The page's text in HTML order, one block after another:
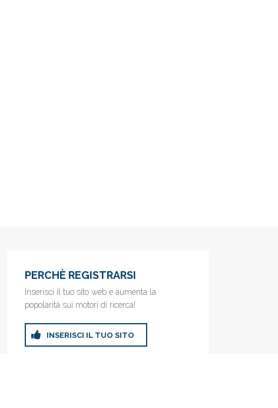
PERCHÈ REGISTRARSI
Inserisci il tuo sito web e aumenta la
popolarità sui motori di ricerca!
INSERISCI IL TUO SITO